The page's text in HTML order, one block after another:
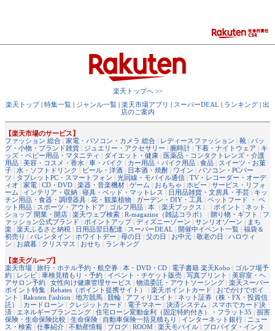
楽天トップへ >>
楽天トップ
特集一覧 ジャンル一覧 楽天市場アプリ スーパーDEAL ランキング
出
店のご案内
【楽天市場のサービス】
ファッション 総合
家電・パソコン・カメラ 総合 レディースファッション 靴
バッ
グ・小物・ブランド雑貨
ジュエリー・アクセサリー 腕時計 下着・ナイトウェア
キ
ッズ・ベビー用品・マタニティ
ダイエット・健康
医薬品・コンタクトレンズ・介護
用品
美容・コスメ・香水 車・バイク カー用品・バイク用品 食品
スイーツ・お菓
子
水・ソフトドリンク ビール・洋酒 日本酒・焼酎 ワイン
パソコン・PCパー
ツ
タブレットPC・スマートフォン 光回線・モバイル通信
TV・レコーダー・オーデ
ィオ
家電 CD・DVD 楽器・音楽機材 ゲーム おもちゃ ホビー
サービス・リフォ
ーム
インテリア・収納 寝具・ベッド・マットレス 日用品雑貨・文房具・手芸
キッ
チン用品・食器・調理器具
花・観葉植物 ガーデン・DIY・工具
ペットフード ・ ペ
ット用品
スポーツ・アウトドア ゴルフ用品 本 （楽天ブックス ） | ポイント
ネット
ショップ 開業・開店
楽天ウェブ検索 R-magazine（雑誌コラボ） 贈り物・ギフト
フ
ァッション公式ブランド
ポイントアップ ディズニーゾーン サンリオゾーン
まち
楽
楽天ふるさと納税 日用品翌日配達 スーパーDEAL 開催中イベント一覧
福袋＆
初売り
バレンタイン ホワイトデー 母の日 父の日 お中元 敬老の日
ハロウィ
ン
お歳暮 クリスマス おせち ランキング
【楽天グループ】
楽天市場
旅行・ホテル予約・航空券 本・DVD・CD 電子書籍 楽天Kobo
ゴルフ場予
約
レシピ 車検見積もり・予約 イベント・チケット販売 写真プリント
美容室・ヘ
アサロン予約
女性向け健康管理サービス 物流委託・アウトソーシング
楽天スーパー
ポイント特集
Rebates（ポイント提携サイト） 楽天ポイントカード
おでかけでポイ
ント
Rakuten Fashion 地方競馬 競輪 アフィリエイト
ネット証券（株・FX・投資信
託）
カードローン クレジットカード 電子マネー 決済システム
スマホでカード決
済
エネルギープランニング 住宅ローン変動金利（固定特約付き）・フラット35
損害
保険・生命保険比較
生命保険 自動車保険一括見積もり インターネット銀行
ニュー
ス・検索
仕事紹介 不動産情報 ブログ ROOM 楽天モバイル
プロバイダ・インタ